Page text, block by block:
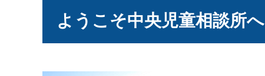
ようこそ中央児童相談所へ